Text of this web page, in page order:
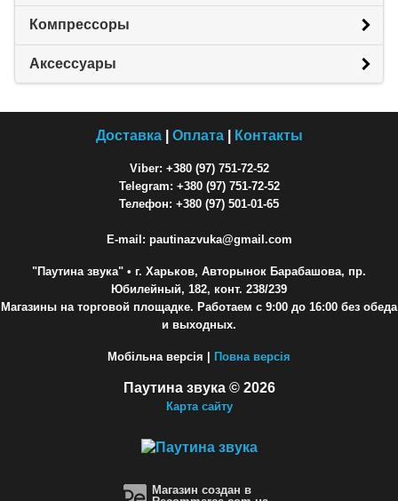
Компрессоры
Аксессуары
Доставка| Оплата| Контакты
Viber: +380 (97) 751-72-52
Telegram: +380 (97) 751-72-52
Телефон: +380 (97) 501-01-65
E-mail: pautinazvuka@gmail.com
"Паутина звука" • г. Харьков, Авторынок Барабашова, пр.
Юбилейный, 182, конт. 238/239
Магазины на торговой площадке. Работаем с 9:00 до 16:00 без обеда
и выходных.
Мобільна версія | Повна версія
Паутина звука © 2026
Карта сайту
Магазин создан в